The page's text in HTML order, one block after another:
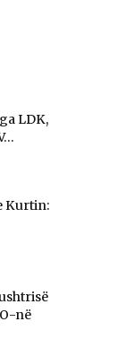
LDK,
Kurtin:
në